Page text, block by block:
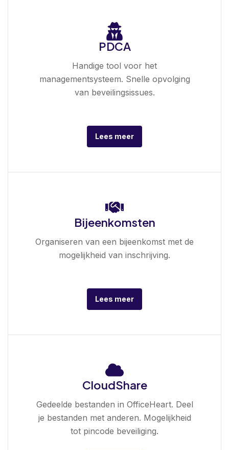
PDCA
Handige tool voor het
managementsysteem. Snelle opvolging
van beveilingsissues.
Lees meer
Bijeenkomsten
Organiseren van een bijeenkomst met de
mogelijkheid van inschrijving.
Lees meer
CloudShare
Gedeelde bestanden in OfficeHeart. Deel
je bestanden met anderen. Mogelijkheid
tot pincode beveiliging.